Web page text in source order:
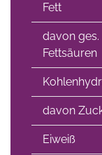
Fett
davon ges.
Fettsäuren
davon
Eiweiß